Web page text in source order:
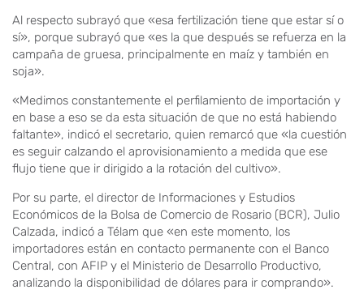
Al respecto subrayó que «esa fertilización tiene que estar sí o
sí», porque subrayó que «es la que después se refuerza en la
campaña de gruesa, principalmente en maíz y también en
soja».
«Medimos constantemente el perfilamiento de importación y
en base a eso se da esta situación de que no está habiendo
faltante», indicó el secretario, quien remarcó que «la cuestión
es seguir calzando el aprovisionamiento a medida que ese
flujo tiene que ir dirigido a la rotación del cultivo».
Por su parte, el director de Informaciones y Estudios
Económicos de la Bolsa de Comercio de Rosario (BCR), Julio
Calzada, indicó a Télam que «en este momento, los
importadores están en contacto permanente con el Banco
Central, con AFIP y el Ministerio de Desarrollo Productivo,
analizando la disponibilidad de dólares para ir comprando».